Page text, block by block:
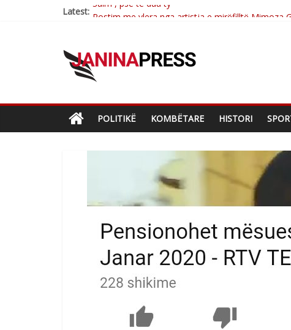
Latest: Postim me vlera nga artistja e mirëfilltë Mimoza
Brahim Çekaj njē veprimtar i respektuar i çeshtjës
Sulm , pse të dua ty
POLITIKË KOMBËTARE HISTORI